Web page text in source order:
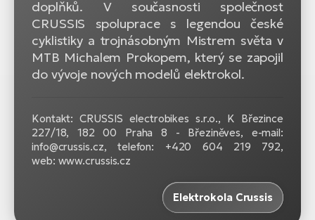
doplňků. V současnosti společnost
CRUSSIS spoluprace s legendou české
cyklistiky a trojnásobným Mistrem světa v
MTB Michalem Prokopem, který se zapojil
do vývoje nových modelů elektrokol.
Kontakt: CRUSSIS electrobikes s.r.o., K Březince
227/18, 182 00 Praha 8 - Březiněves, e-mail:
info@crussis.cz, telefon: +420 604 219 792,
web: www.crussis.cz
Elektrokola Crussis